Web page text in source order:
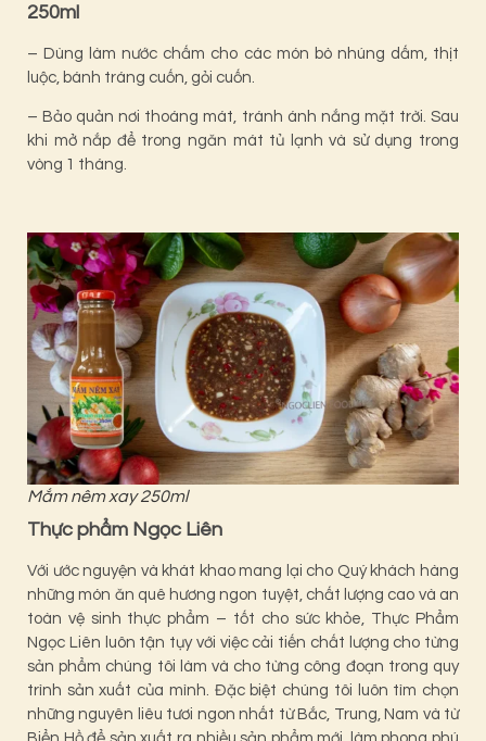
250ml
– Dùng làm nước chấm cho các món bò nhúng dấm, thịt
luộc, bánh tráng cuốn, gỏi cuốn.
– Bảo quản nơi thoáng mát, tránh ánh nắng mặt trời. Sau
khi mở nắp để trong ngăn mát tủ lạnh và sử dụng trong
vòng 1 tháng.
Mắm nêm xay 250ml
Thực phẩm Ngọc Liên
Với ước nguyện và khát khao mang lại cho Quý khách hàng
những món ăn quê hương ngon tuyệt, chất lượng cao và an
toàn vệ sinh thực phẩm – tốt cho sức khỏe , Thực Phẩm
Ngọc Liên luôn tận tụy với việc cải tiến chất lượng cho từng
sản phẩm chúng tôi làm và cho từng công đoạn trong quy
trình sản xuất của mình. Đặc biệt chúng tôi luôn tìm chọn
những nguyên liêu tươi ngon nhất từ Bắc, Trung, Nam và từ